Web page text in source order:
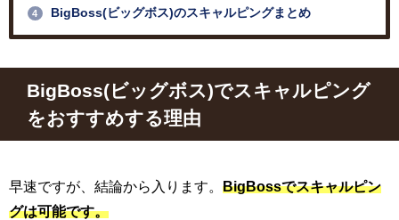
4 BigBoss(ビッグボス)のスキャルピングまとめ
BigBoss(ビッグボス)でスキャルピング
をおすすめする理由
早速ですが、結論から入ります。 BigBossでスキャルピン
グは可能です。